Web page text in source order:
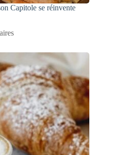
Capitole se réinvente